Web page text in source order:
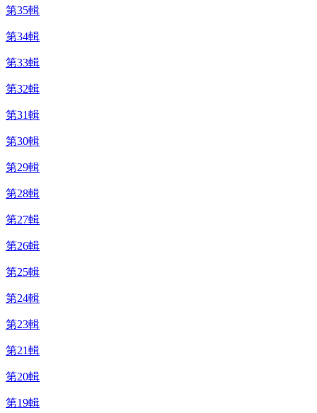
第35輯
第34輯
第33輯
第32輯
第31輯
第30輯
第29輯
第28輯
第27輯
第26輯
第25輯
第24輯
第23輯
第21輯
第20輯
第19輯